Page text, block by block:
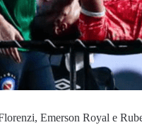
Emerson Royal e